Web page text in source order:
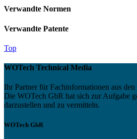
Verwandte Normen
Verwandte Patente
Top
WOTech Technical Media
Ihr Partner für Fachinformationen aus
Die WOTech GbR hat sich zur Aufgabe
darzustellen und zu vermitteln.
WOTech GbR